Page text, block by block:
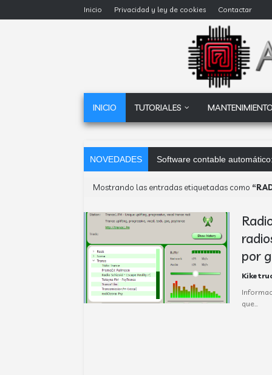
Inicio Privacidad y ley de cookies Contactar
INICIO TUTORIALES
NOVEDADES Software contable
Mostrando las entradas etiquetadas como
por
que…